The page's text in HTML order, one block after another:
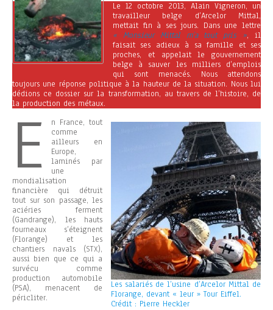
Le 12 octobre 2013, Alain Vigneron, un
travailleur belge d’Arcelor Mittal,
mettait fin à ses jours. Dans une lettre
« Monsieur Mittal m’a tout pris », il
faisait ses adieux à sa famille et ses
proches, et appelait le gouvernement
belge à sauver les milliers d’emplois
qui sont menacés. Nous attendons
toujours une réponse politique à la hauteur de la situation. Nous lui
dédions ce dossier sur la transformation, au travers de l’histoire, de
la production des métaux.
Les salariés de l’usine d’Arcelor Mittal de
Florange, devant « leur » Tour Eiffel.
Crédit : Pierre Heckler
E
n France, tout
comme
ailleurs en
Europe,
laminés par
une
mondialisation
financière qui détruit
tout sur son passage, les
aciéries ferment
(Gandrange), les hauts
fourneaux s’éteignent
(Florange) et les
chantiers navals (STX),
aussi bien que ce qui a
survécu comme
production automobile
(PSA), menacent de
péricliter.